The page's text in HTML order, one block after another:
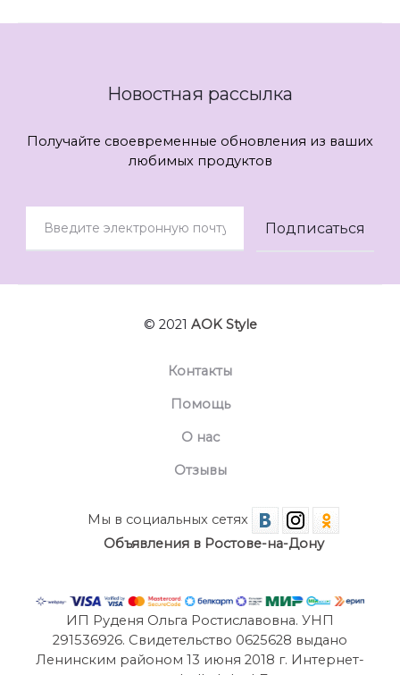
Новостная рассылка
Получайте своевременные обновления из ваших
любимых продуктов
© 2021 AOK Style
Контакты
Помощь
О нас
Отзывы
Мы в социальных сетях
Объявления в Ростове-на-Дону
ИП Руденя Ольга Ростиславовна. УНП
291536926. Свидетельство 0625628 выдано
Ленинским районом 13 июня 2018 г. Интернет-